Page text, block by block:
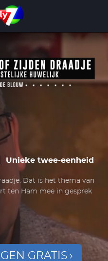
Unieke twee-eenheid
Dat is het thema van
ten Ham mee in gesprek
GRATIS